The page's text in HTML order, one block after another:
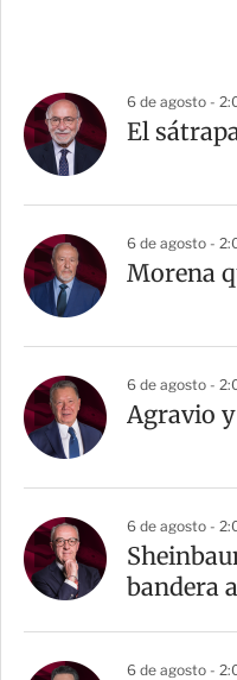
6 de agosto -
El
6 de agosto -
Morena
6 de agosto -
Agravio
6 de agosto -
bandera
6 de agosto -